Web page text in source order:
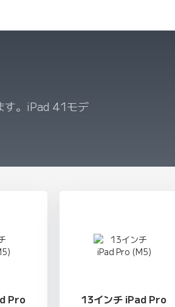
す。iPad 41モデ
Pro
13インチ iPad Pro